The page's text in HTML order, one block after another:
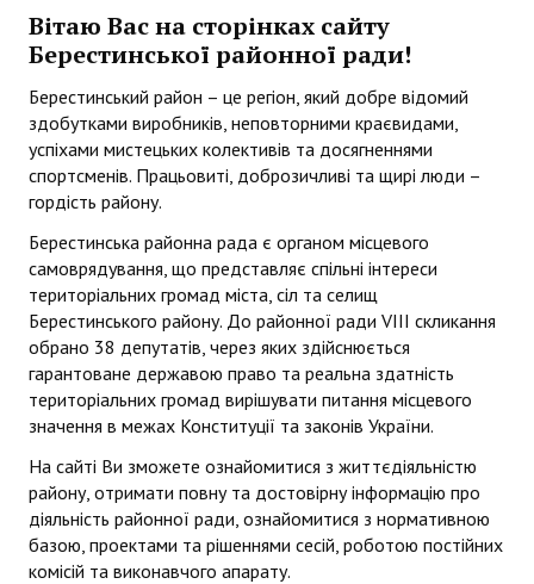
Депутатські фракції
Депутати попередніх скликань
Виконавчий апарат районної ради
Структура виконавчого апарату районної ради
Відділи
Загальний відділ
Сектор бухгалтерського обліку та розвитку місцевого
Регламент районної ради
Повноваження та функції
Звернення громадян
Порядок проведення особистого прийому громадян
Вітаю Вас на сторінках сайту
Берестинської районної ради!
Берестинський район – це регіон, який добре відомий
здобутками виробників, неповторними краєвидами,
успіхами мистецьких колективів та досягненнями
спортсменів. Працьовиті, доброзичливі та щирі люди –
гордість району.
Берестинська районна рада є органом місцевого
самоврядування, що представляє спільні інтереси
територіальних громад міста, сіл та селищ
Берестинського району. До районної ради VIII скликання
обрано 38 депутатів, через яких здійснюється
гарантоване державою право та реальна здатність
територіальних громад вирішувати питання місцевого
значення в межах Конституції та законів України.
На сайті Ви зможете ознайомитися з життєдіяльністю
району, отримати повну та достовірну інформацію про
діяльність районної ради, ознайомитися з нормативною
базою, проектами та рішеннями сесій, роботою постійних
комісій та виконавчого апарату.